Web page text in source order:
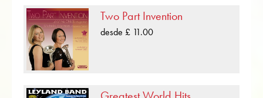
Two Part Invention
desde £ 11.00